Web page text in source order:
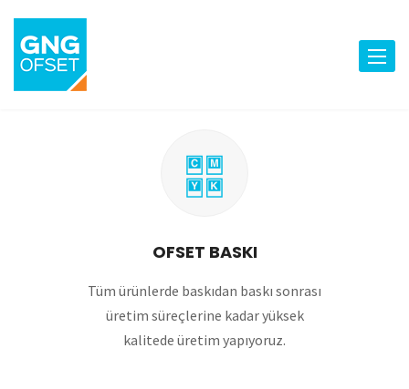
#
OFSET BASKI
Tüm ürünlerde baskıdan baskı sonrası
üretim süreçlerine kadar yüksek
kalitede üretim yapıyoruz.